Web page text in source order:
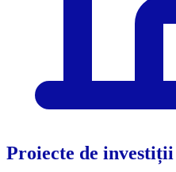
Proiecte de investiții